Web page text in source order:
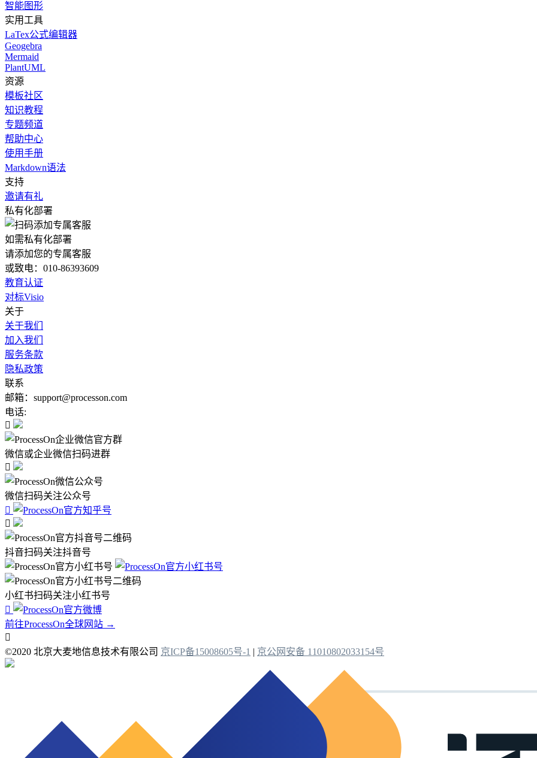
智能图形
实用工具
LaTex公式编辑器
Geogebra
Mermaid
PlantUML
资源
模板社区
知识教程
专题频道
帮助中心
使用手册
Markdown语法
支持
邀请有礼
私有化部署
如需私有化部署
请添加您的专属客服
或致电：010-86393609
教育认证
对标Visio
关于
关于我们
加入我们
服务条款
隐私政策
联系
邮箱：support@processon.com
电话:

微信或企业微信扫码进群

微信扫码关注公众号


抖音扫码关注抖音号
小红书扫码关注小红书号

前往ProcessOn全球网站 →

©2020 北京大麦地信息技术有限公司 京ICP备15008605号-1 | 京公网安备 11010802033154号